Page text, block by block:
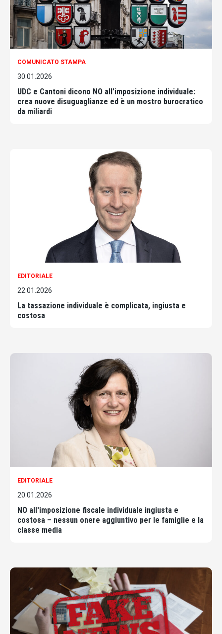
COMUNICATO STAMPA
30.01.2026
UDC e Cantoni dicono NO all’imposizione individuale:
crea nuove disuguaglianze ed è un mostro burocratico
da miliardi
EDITORIALE
22.01.2026
La tassazione individuale è complicata, ingiusta e
costosa
EDITORIALE
20.01.2026
NO all'imposizione fiscale individuale ingiusta e
costosa – nessun onere aggiuntivo per le famiglie e la
classe media